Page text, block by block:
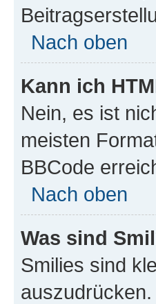
Nach oben
Kann ich
Nein, es ist
meisten
BBCode
Nach oben
Was sind
Smilies sind